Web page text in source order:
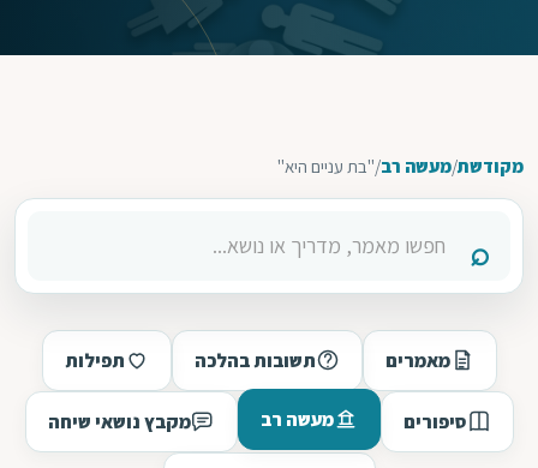
מקודשת/מעשה רב/"בת עניים היא"
מאמרים תשובות בהלכה תפילות
סיפורים מעשה רב מקבץ נושאי שיחה